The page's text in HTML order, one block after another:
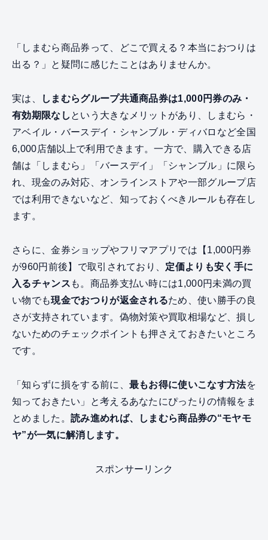
「しまむら商品券って、どこで買える？本当におつりは
出る？」と疑問に感じたことはありませんか。
実は、
しまむらグループ共通商品券は1,000円券のみ・
有効期限なし という大きなメリットがあり、しまむら・
アベイル・バースデイ・シャンブル・ディバロなど全国
6,000店舗以上で利用できます。一方で、購入できる店
舗は「しまむら」「バースデイ」「シャンブル」に限ら
れ、現金のみ対応、オンラインストアや一部グループ店
では利用できないなど、知っておくべきルールも存在し
ます。
さらに、金券ショップやフリマアプリでは【1,000円券
が960円前後】で取引されており、 定価よりも安く手に
入るチャンス も。商品券支払い時には1,000円未満の買
い物でも現金でおつりが返金されるため、使い勝手の良
さが支持されています。偽物対策や買取相場など、損し
ないためのチェックポイントも押さえておきたいところ
です。
「知らずに損をする前に、 最もお得に使いこなす方法を
知っておきたい」と考えるあなたにぴったりの情報をま
とめました。 読み進めれば、しまむら商品券の“モヤモ
ヤ”が一気に解消します。
スポンサーリンク